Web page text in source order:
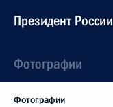
Президент России
Фотографии
Фотографии